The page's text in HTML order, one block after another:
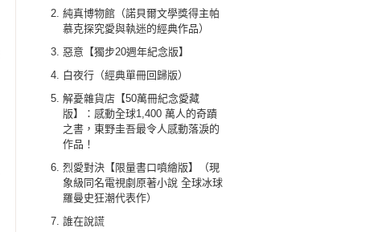
純真博物館（諾貝爾文學獎得主帕
慕克探究愛與執迷的經典作品）
惡意【獨步20週年紀念版】
白夜行（經典單冊回歸版）
解憂雜貨店【50萬冊紀念愛藏
版】：感動全球1,400 萬人的奇蹟
之書，東野圭吾最令人感動落淚的
作品！
烈愛對決【限量書口噴繪版】（現
象級同名電視劇原著小說 全球冰球
羅曼史狂潮代表作）
誰在說謊